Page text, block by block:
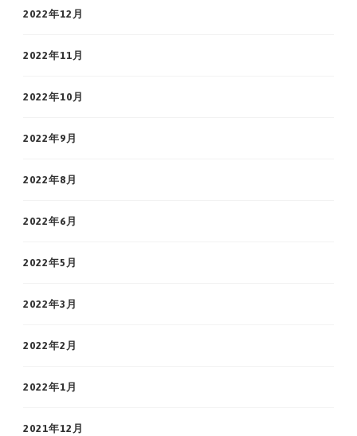
2022年12月
2022年11月
2022年10月
2022年9月
2022年8月
2022年6月
2022年5月
2022年3月
2022年2月
2022年1月
2021年12月